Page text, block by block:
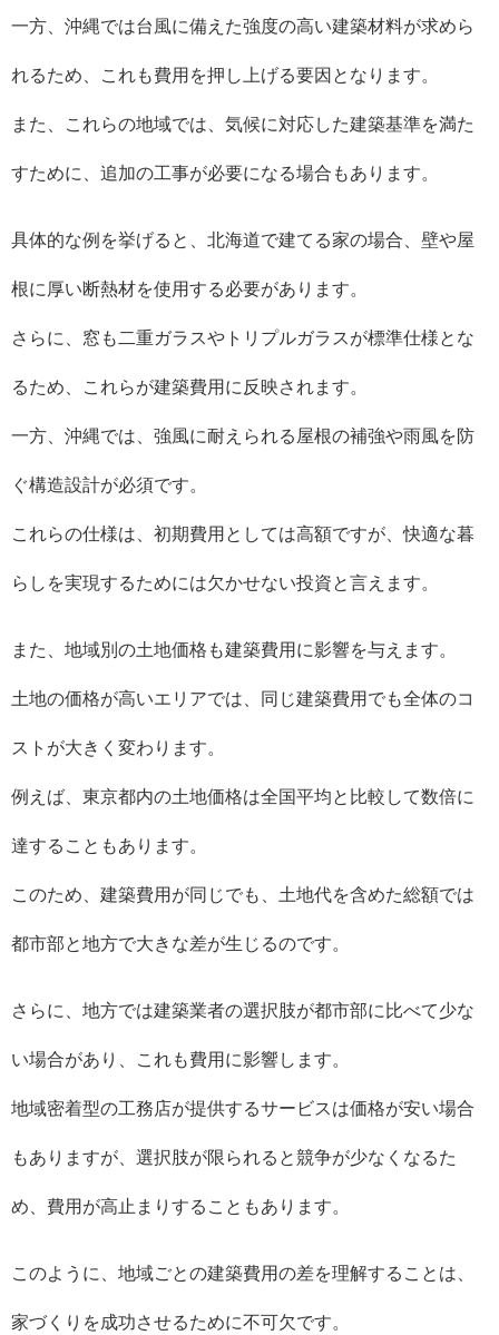
一方、沖縄では台風に備えた強度の高い建築材料が求めら
れるため、これも費用を押し上げる要因となります。
また、これらの地域では、気候に対応した建築基準を満た
すために、追加の工事が必要になる場合もあります。
具体的な例を挙げると、北海道で建てる家の場合、壁や屋
根に厚い断熱材を使用する必要があります。
さらに、窓も二重ガラスやトリプルガラスが標準仕様とな
るため、これらが建築費用に反映されます。
一方、沖縄では、強風に耐えられる屋根の補強や雨風を防
ぐ構造設計が必須です。
これらの仕様は、初期費用としては高額ですが、快適な暮
らしを実現するためには欠かせない投資と言えます。
また、地域別の土地価格も建築費用に影響を与えます。
土地の価格が高いエリアでは、同じ建築費用でも全体のコ
ストが大きく変わります。
例えば、東京都内の土地価格は全国平均と比較して数倍に
達することもあります。
このため、建築費用が同じでも、土地代を含めた総額では
都市部と地方で大きな差が生じるのです。
さらに、地方では建築業者の選択肢が都市部に比べて少な
い場合があり、これも費用に影響します。
地域密着型の工務店が提供するサービスは価格が安い場合
もありますが、選択肢が限られると競争が少なくなるた
め、費用が高止まりすることもあります。
このように、地域ごとの建築費用の差を理解することは、
家づくりを成功させるために不可欠です。